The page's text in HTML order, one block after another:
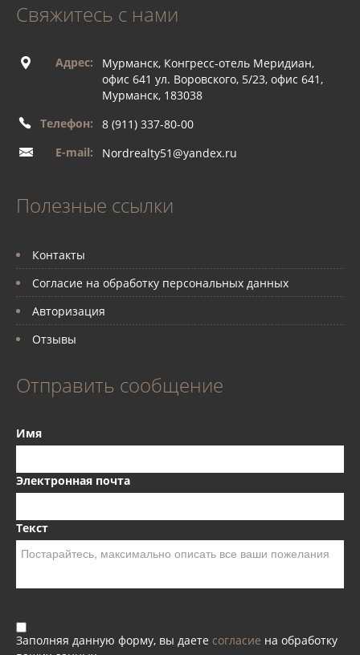
Свяжитесь с нами
Адрес:
Мурманск, Конгресс-отель Меридиан,
офис 641 ул. Воровского, 5/23, офис 641,
Мурманск, 183038
Телефон:
8 (911) 337-80-00
E-mail:
Nordrealty51@yandex.ru
Полезные ссылки
Контакты
Согласие на обработку персональных данных
Авторизация
Отзывы
Отправить сообщение
Имя
Электронная почта
Текст
Заполняя данную форму, вы даете согласие на обработку